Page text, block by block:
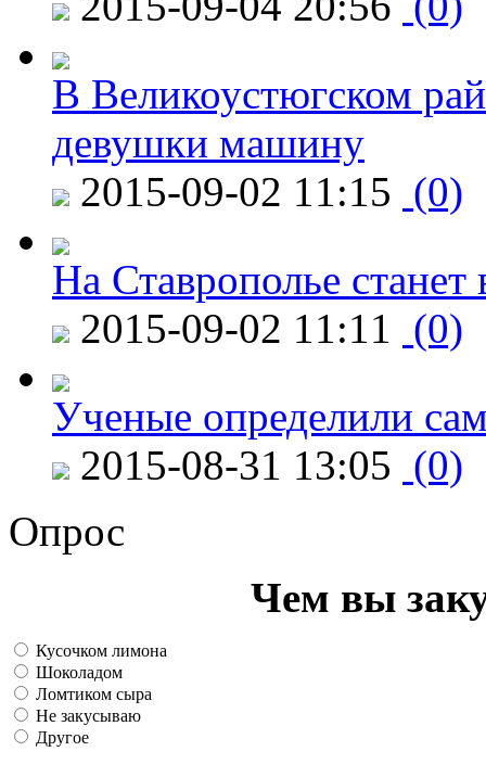
В Великоустюгском
девушки машину
2015-09-02 11:15 (0)
На Ставрополье
2015-09-02 11:11 (0)
Ученые определили
2015-08-31 13:05 (0)
Опрос
Чем вы
Кусочком лимона
Шоколадом
Ломтиком сыра
Не закусываю
Другое